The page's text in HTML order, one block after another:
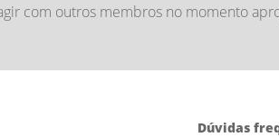
com outros membros no momento
Dúvidas